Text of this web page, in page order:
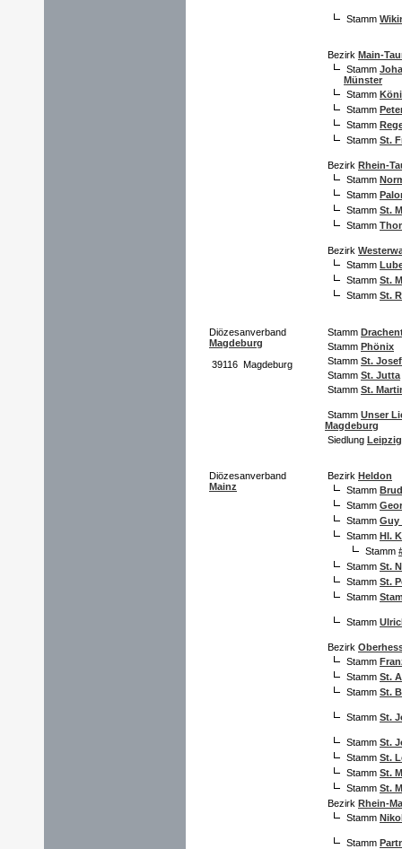
Stamm
Bezirk Main-
Stamm
Münster
Stamm
Stamm
Stamm
Stamm St.
Bezirk Rhein-
Stamm
Stamm
Stamm St.
Stamm
Bezirk
Stamm
Stamm St.
Stamm St.
Diözesanverband
Magdeburg
39116 Magdeburg
Stamm
Stamm Phönix
Stamm St. Josef
Stamm St. Jutta
Stamm St.
Stamm Unser
Magdeburg
Siedlung Leipzig
Diözesanverband
Mainz
Bezirk Heldon
Stamm
Stamm
Stamm Guy
Stamm Hl.
Stamm
Stamm St.
Stamm St.
Stamm
Stamm
Bezirk
Stamm
Stamm St.
Stamm St.
Stamm St.
Stamm St.
Stamm St.
Stamm St.
Stamm St.
Bezirk Rhein-
Stamm
Stamm